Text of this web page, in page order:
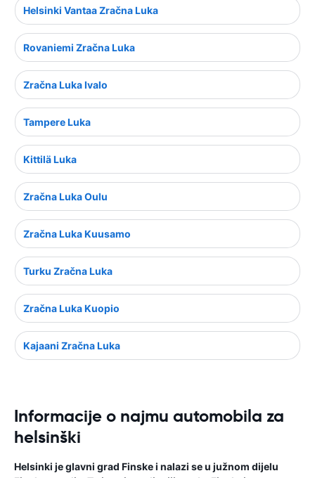
Helsinki Vantaa Zračna Luka
Rovaniemi Zračna Luka
Zračna Luka Ivalo
Tampere Luka
Kittilä Luka
Zračna Luka Oulu
Zračna Luka Kuusamo
Turku Zračna Luka
Zračna Luka Kuopio
Kajaani Zračna Luka
Informacije o najmu automobila za
helsinški
Helsinki je glavni grad Finske i nalazi se u južnom dijelu